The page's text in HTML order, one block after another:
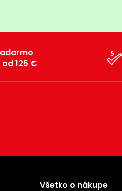
125 €
Všetko o nákupe